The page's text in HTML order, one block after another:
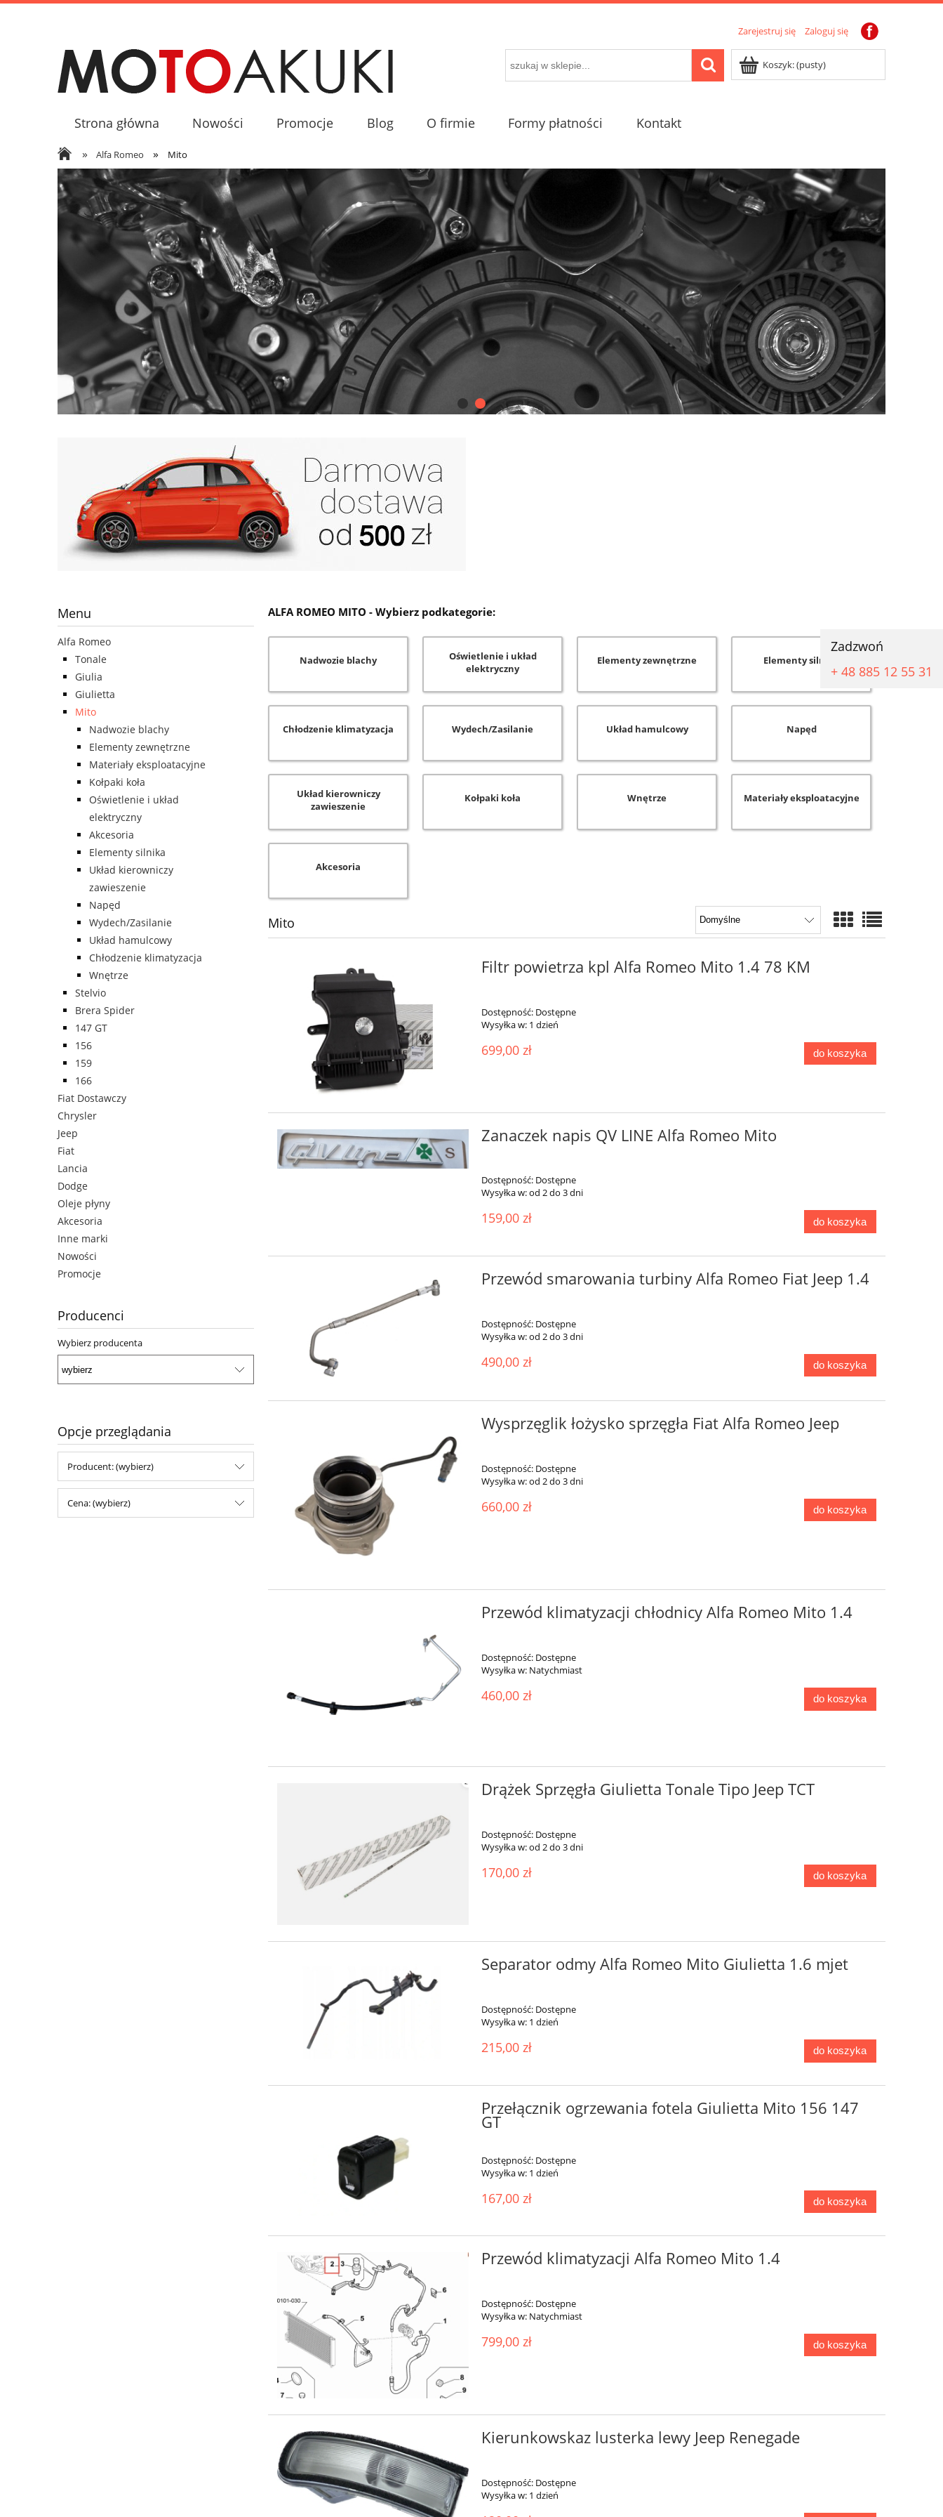
Zarejestruj się Zaloguj się
Zadzwoń
+ 48 885 12 55 31
Koszyk:(pusty)
Strona główna Nowości Promocje Blog O firmie Formy płatności Kontakt
» Alfa Romeo » Mito
Menu
Alfa Romeo
Tonale
Giulia
Giulietta
Mito
Nadwozie blachy
Elementy zewnętrzne
Materiały eksploatacyjne
Kołpaki koła
Oświetlenie i układ
elektryczny
Akcesoria
Elementy silnika
Układ kierowniczy
zawieszenie
Napęd
Wydech/Zasilanie
Układ hamulcowy
Chłodzenie klimatyzacja
Wnętrze
Stelvio
Brera Spider
147 GT
156
159
166
Fiat Dostawczy
Chrysler
Jeep
Fiat
Lancia
Dodge
Oleje płyny
Akcesoria
Inne marki
Nowości
Promocje
Producenci
Wybierz producenta
Opcje przeglądania
Producent: (wybierz)
Cena: (wybierz)
ALFA ROMEO MITO - Wybierz podkategorie:
Nadwozie blachy
Oświetlenie i układ
elektryczny
Elementy zewnętrzne Elementy silnika
Chłodzenie klimatyzacja Wydech/Zasilanie Układ hamulcowy Napęd
Układ kierowniczy
zawieszenie
Kołpaki koła Wnętrze Materiały eksploatacyjne
Akcesoria
Mito
Filtr powietrza kpl Alfa Romeo Mito 1.4 78 KM
Dostępność: Dostępne
Wysyłka w: 1 dzień
699,00 zł do koszyka
Zanaczek napis QV LINE Alfa Romeo Mito
Dostępność: Dostępne
Wysyłka w:od 2 do 3 dni
159,00 zł do koszyka
Przewód smarowania turbiny Alfa Romeo Fiat Jeep 1.4
Dostępność: Dostępne
Wysyłka w:od 2 do 3 dni
490,00 zł do koszyka
Wysprzęglik łożysko sprzęgła Fiat Alfa Romeo Jeep
Dostępność: Dostępne
Wysyłka w:od 2 do 3 dni
660,00 zł do koszyka
Przewód klimatyzacji chłodnicy Alfa Romeo Mito 1.4
Dostępność: Dostępne
Wysyłka w: Natychmiast
460,00 zł do koszyka
Drążek Sprzęgła Giulietta Tonale Tipo Jeep TCT
Dostępność: Dostępne
Wysyłka w:od 2 do 3 dni
170,00 zł do koszyka
Separator odmy Alfa Romeo Mito Giulietta 1.6 mjet
Dostępność: Dostępne
Wysyłka w: 1 dzień
215,00 zł do koszyka
Przełącznik ogrzewania fotela Giulietta Mito 156 147
GT
Dostępność: Dostępne
Wysyłka w: 1 dzień
167,00 zł do koszyka
Przewód klimatyzacji Alfa Romeo Mito 1.4
Dostępność: Dostępne
Wysyłka w: Natychmiast
799,00 zł do koszyka
Kierunkowskaz lusterka lewy Jeep Renegade
Dostępność: Dostępne
Wysyłka w: 1 dzień